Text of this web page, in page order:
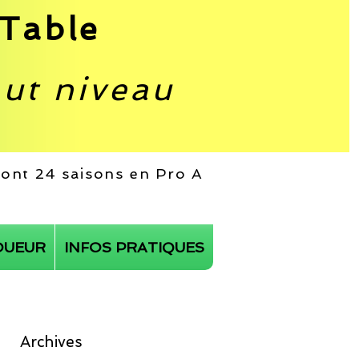
niveau
24 saisons en Pro A
INFOS PRATIQUES
Archives